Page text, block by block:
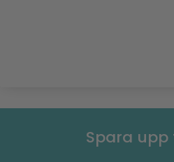
Spara upp